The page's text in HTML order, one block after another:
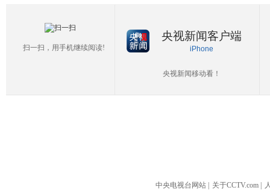
扫一扫，用手机继续阅读!
央视新闻客户端
iPhone
央视新闻移动看！
中央电视台网站 关于CCTV.com